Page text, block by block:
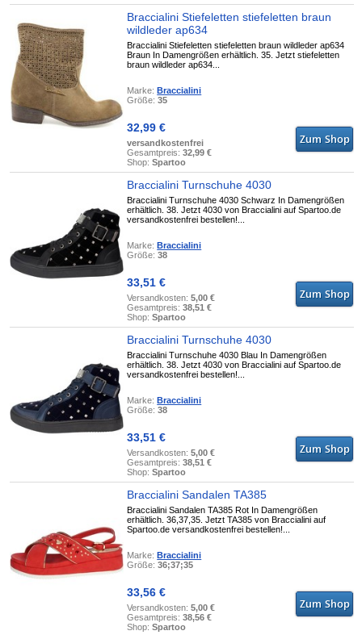
Braccialini Stiefeletten stiefeletten braun
wildleder ap634
Braccialini Stiefeletten stiefeletten braun wildleder ap634
Braun In Damengrößen erhältlich. 35. Jetzt stiefeletten
braun wildleder ap634...
Marke:Braccialini
Größe:35
32,99 €
versandkostenfrei
Gesamtpreis:32,99 €
Shop:Spartoo
Braccialini Turnschuhe 4030
Braccialini Turnschuhe 4030 Schwarz In Damengrößen
erhältlich. 38. Jetzt 4030 von Braccialini auf Spartoo.de
versandkostenfrei bestellen!...
Marke:Braccialini
Größe:38
33,51 €
Versandkosten:5,00 €
Gesamtpreis:38,51 €
Shop:Spartoo
Braccialini Turnschuhe 4030
Braccialini Turnschuhe 4030 Blau In Damengrößen
erhältlich. 38. Jetzt 4030 von Braccialini auf Spartoo.de
versandkostenfrei bestellen!...
Marke:Braccialini
Größe:38
33,51 €
Versandkosten:5,00 €
Gesamtpreis:38,51 €
Shop:Spartoo
Braccialini Sandalen TA385
Braccialini Sandalen TA385 Rot In Damengrößen
erhältlich. 36,37,35. Jetzt TA385 von Braccialini auf
Spartoo.de versandkostenfrei bestellen!...
Marke:Braccialini
Größe:36;37;35
33,56 €
Versandkosten:5,00 €
Gesamtpreis:38,56 €
Shop:Spartoo